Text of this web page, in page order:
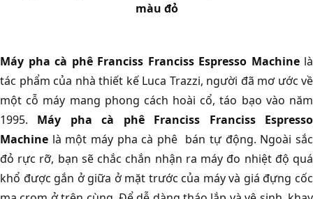
màu đỏ
Máy pha cà phê Franciss Franciss Espresso Machinelà
tác phẩm của nhà thiết kế Luca Trazzi, người đã mơ ước về
một cỗ máy mang phong cách hoài cổ, táo bạo vào năm
1995. Máy pha cà phê Franciss Franciss Espresso
Machine là một máy pha cà phê bán tự động. Ngoài sắc
đỏ rực rỡ, bạn sẽ chắc chắn nhận ra máy đo nhiệt độ quá
khổ được gắn ở giữa ở mặt trước của máy và giá đựng cốc